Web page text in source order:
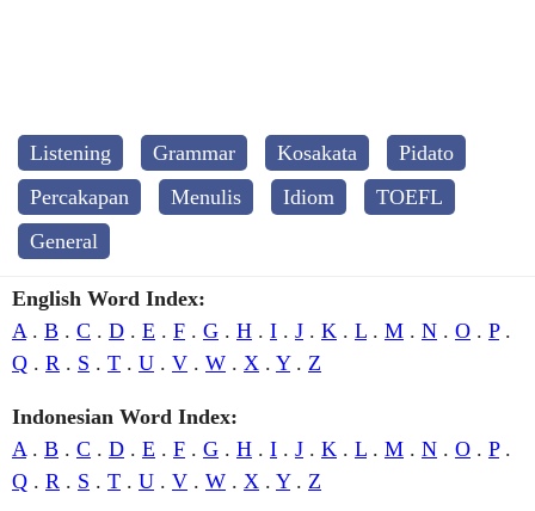
Listening Grammar Kosakata
Pidato
Percakapan
Menulis Idiom
TOEFL
General
English Word Index:
A. B . C . D . E . F . G . H . I . J . K . L . M . N . O . P.
Q . R . S . T . U . V . W . X . Y. Z
Indonesian Word Index:
A. B . C . D . E . F . G . H . I . J . K . L . M . N . O . P.
Q . R . S . T . U . V . W . X . Y. Z